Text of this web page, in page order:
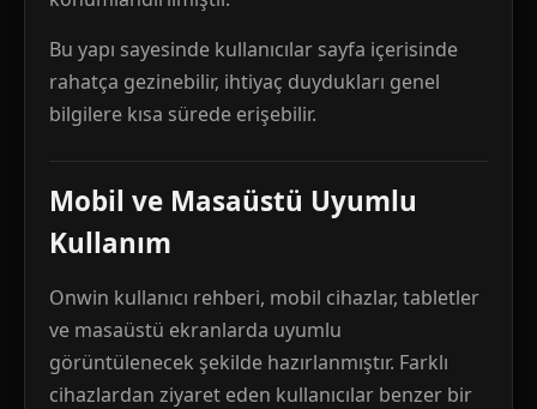
Bu yapı sayesinde kullanıcılar sayfa içerisinde
rahatça gezinebilir, ihtiyaç duydukları genel
bilgilere kısa sürede erişebilir.
Mobil ve Masaüstü Uyumlu
Kullanım
Onwin kullanıcı rehberi, mobil cihazlar, tabletler
ve masaüstü ekranlarda uyumlu
görüntülenecek şekilde hazırlanmıştır. Farklı
cihazlardan ziyaret eden kullanıcılar benzer bir